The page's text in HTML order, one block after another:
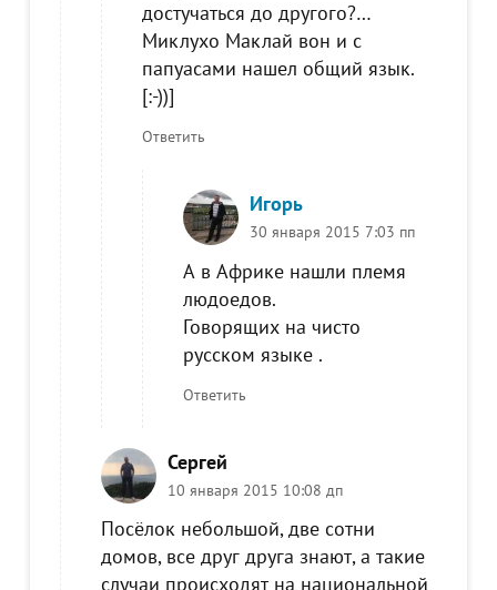
достучаться до другого?…
Миклухо Маклай вон и с
папуасами нашел общий язык.
[:-))]
Ответить
Игорь
30 января 2015 7:03 пп
А в Африке нашли племя
людоедов.
Говорящих на чисто
русском языке .
Ответить
Сергей
10 января 2015 10:08 дп
Посёлок небольшой, две сотни
домов, все друг друга знают, а такие
случаи происходят на национальной